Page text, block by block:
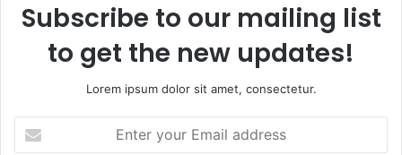
Subscribe to our mailing list
to get the new updates!
Lorem ipsum dolor sit amet, consectetur.
your